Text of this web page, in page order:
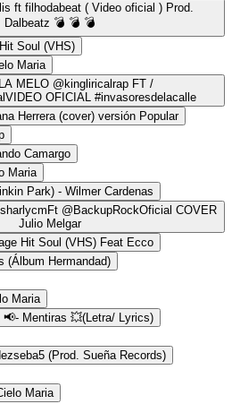
ft filhodabeat ( Video oficial ) Prod.
Dalbeatz 💣 💣 💣
Soul (VHS)
Locura - Cielo Maria
FT /
@laybakstyleoficialVIDEO OFICIAL #invasoresdelacalle
- Thatiana Herrera (cover) versión Popular
Camargo
- Cielo Maria
Park) - Wilmer Cardenas
@BackupRockOficial COVER
Julio Melgar
Hit Soul (VHS) Feat Ecco
(Álbum Hermandad)
Maria
Mentiras 💥(Letra/ Lyrics)
(Prod. Sueña Records)
Maria